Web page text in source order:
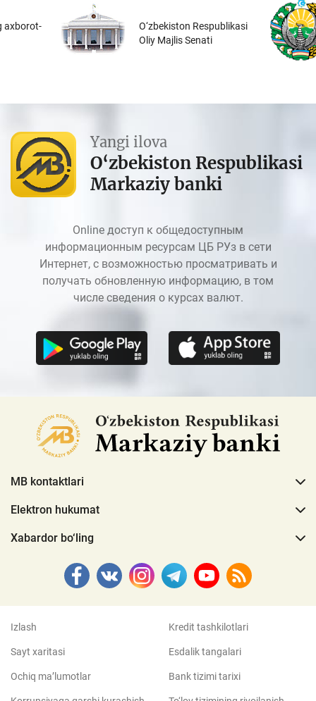
axborot-
O‘zbekiston Respublikasi
Oliy Majlis Senati
Yangi ilova
O‘zbekiston Respublikasi
Markaziy banki
Online доступ к общедоступным
информационным ресурсам ЦБ РУз в сети
Интернет, с возможностью просматривать и
получать обновленную информацию, в том
числе сведения о курсах валют.
MB kontaktlari
Elektron hukumat
Xabardor bo‘ling
Izlash
Sayt xaritasi
Ochiq ma’lumotlar
Kredit tashkilotlari
Esdalik tangalari
Bank tizimi tarixi